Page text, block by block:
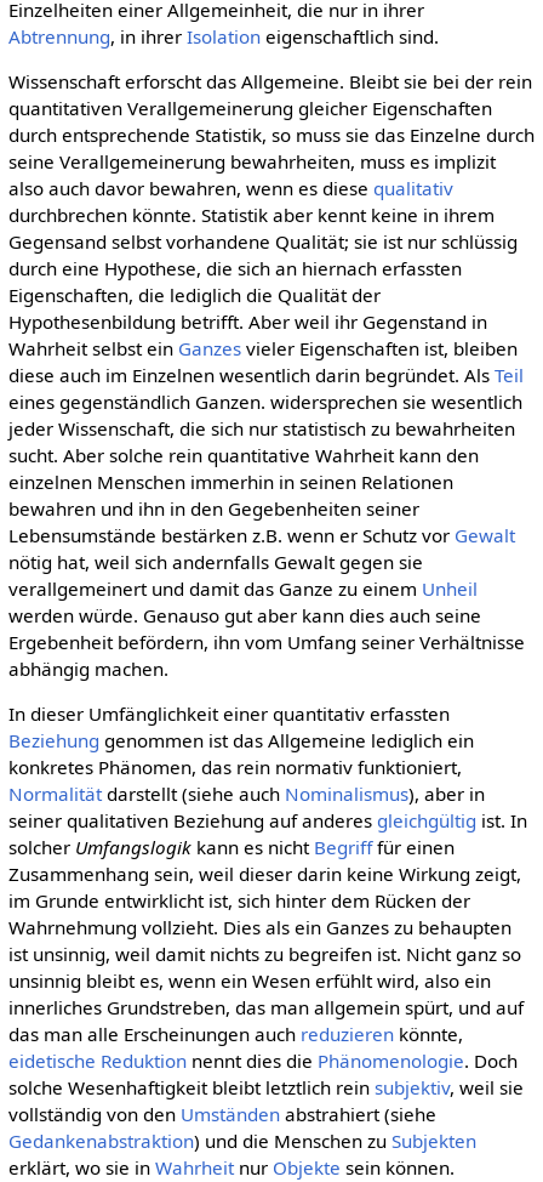
Einzelheiten einer Allgemeinheit, die nur in ihrer
Abtrennung, in ihrer Isolationeigenschaftlich sind.
Wissenschaft erforscht das Allgemeine. Bleibt sie bei der rein
quantitativen Verallgemeinerung gleicher Eigenschaften
durch entsprechende Statistik, so muss sie das Einzelne durch
seine Verallgemeinerung bewahrheiten, muss es implizit
also auch davor bewahren, wenn es diese qualitativ
durchbrechen könnte. Statistik aber kennt keine in ihrem
Gegensand selbst vorhandene Qualität; sie ist nur schlüssig
durch eine Hypothese, die sich an hiernach erfassten
Eigenschaften, die lediglich die Qualität der
Hypothesenbildung betrifft. Aber weil ihr Gegenstand in
Wahrheit selbst ein Ganzesvieler Eigenschaften ist, bleiben
diese auch im Einzelnen wesentlich darin begründet. Als Teil
eines gegenständlich Ganzen. widersprechen sie wesentlich
jeder Wissenschaft, die sich nur statistisch zu bewahrheiten
sucht. Aber solche rein quantitative Wahrheit kann den
einzelnen Menschen immerhin in seinen Relationen
bewahren und ihn in den Gegebenheiten seiner
Lebensumstände bestärken z.B. wenn er Schutz vor Gewalt
nötig hat, weil sich andernfalls Gewalt gegen sie
verallgemeinert und damit das Ganze zu einem Unheil
werden würde. Genauso gut aber kann dies auch seine
Ergebenheit befördern, ihn vom Umfang seiner Verhältnisse
abhängig machen.
In dieser Umfänglichkeit einer quantitativ erfassten
Beziehung genommen ist das Allgemeine lediglich ein
konkretes Phänomen, das rein normativ funktioniert,
Normalitätdarstellt (siehe auch Nominalismus), aber in
seiner qualitativen Beziehung auf anderes gleichgültig ist. In
solcher Umfangslogikkann es nicht Begrifffür einen
Zusammenhang sein, weil dieser darin keine Wirkung zeigt,
im Grunde entwirklicht ist, sich hinter dem Rücken der
Wahrnehmung vollzieht. Dies als ein Ganzes zu behaupten
ist unsinnig, weil damit nichts zu begreifen ist. Nicht ganz so
unsinnig bleibt es, wenn ein Wesen erfühlt wird, also ein
innerliches Grundstreben, das man allgemein spürt, und auf
das man alle Erscheinungen auch reduzierenkönnte,
eidetische Reduktionnennt dies die Phänomenologie. Doch
solche Wesenhaftigkeit bleibt letztlich rein subjektiv, weil sie
vollständig von den Umständenabstrahiert (siehe
Gedankenabstraktion) und die Menschen zu Subjekten
erklärt, wo sie in Wahrheitnur Objekte sein können.